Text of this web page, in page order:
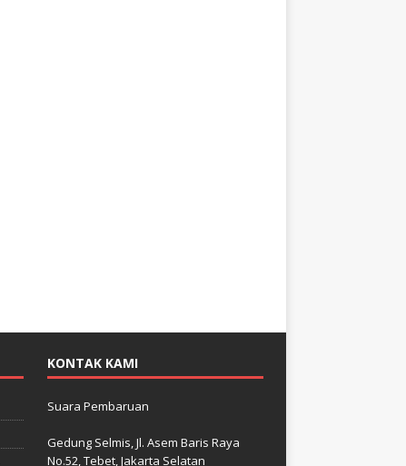
KONTAK KAMI
Suara Pembaruan
Gedung Selmis, Jl. Asem Baris Raya
No.52, Tebet, Jakarta Selatan